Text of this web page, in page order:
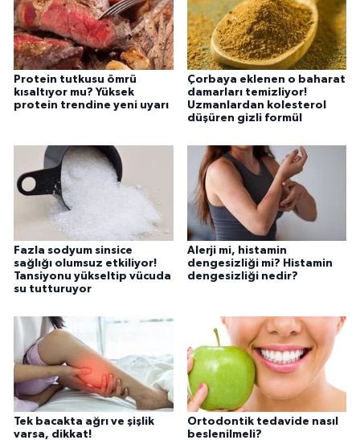
Protein tutkusu ömrü
kısaltıyor mu? Yüksek
protein trendine yeni uyarı
Çorbaya eklenen o baharat
damarları temizliyor!
Uzmanlardan kolesterol
düşüren gizli formül
Fazla sodyum sinsice
sağlığı olumsuz etkiliyor!
Tansiyonu yükseltip vücuda
su tutturuyor
Alerji mi, histamin
dengesizliği mi? Histamin
dengesizliği nedir?
Tek bacakta ağrı ve şişlik
varsa, dikkat!
Ortodontik tedavide nasıl
beslenilmeli?